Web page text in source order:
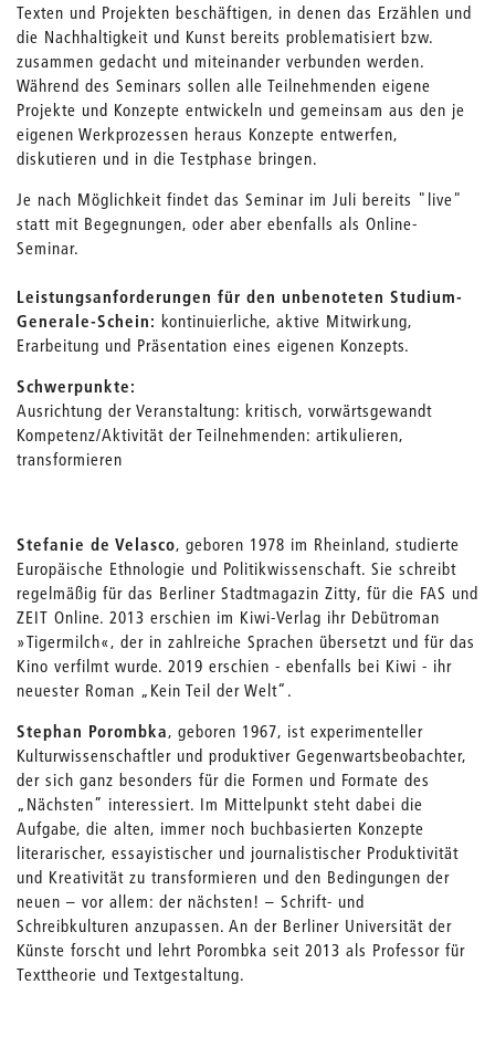
Texten und Projekten beschäftigen, in denen das Erzählen und
die Nachhaltigkeit und Kunst bereits problematisiert bzw.
zusammen gedacht und miteinander verbunden werden.
Während des Seminars sollen alle Teilnehmenden eigene
Projekte und Konzepte entwickeln und gemeinsam aus den je
eigenen Werkprozessen heraus Konzepte entwerfen,
diskutieren und in die Testphase bringen.
Je nach Möglichkeit findet das Seminar im Juli bereits "live"
statt mit Begegnungen, oder aber ebenfalls als Online-
Seminar.
Leistungsanforderungen für den unbenoteten Studium-
Generale-Schein: kontinuierliche, aktive Mitwirkung,
Erarbeitung und Präsentation eines eigenen Konzepts.
Schwerpunkte:
Ausrichtung der Veranstaltung: kritisch, vorwärtsgewandt
Kompetenz/Aktivität der Teilnehmenden: artikulieren,
transformieren
Stefanie de Velasco, geboren 1978 im Rheinland, studierte
Europäische Ethnologie und Politikwissenschaft. Sie schreibt
regelmäßig für das Berliner Stadtmagazin Zitty, für die FAS und
ZEIT Online. 2013 erschien im Kiwi-Verlag ihr Debütroman
»Tigermilch«, der in zahlreiche Sprachen übersetzt und für das
Kino verfilmt wurde. 2019 erschien - ebenfalls bei Kiwi - ihr
neuester Roman „Kein Teil der Welt“.
Stephan Porombka, geboren 1967, ist experimenteller
Kulturwissenschaftler und produktiver Gegenwartsbeobachter,
der sich ganz besonders für die Formen und Formate des
„Nächsten” interessiert. Im Mittelpunkt steht dabei die
Aufgabe, die alten, immer noch buchbasierten Konzepte
literarischer, essayistischer und journalistischer Produktivität
und Kreativität zu transformieren und den Bedingungen der
neuen – vor allem: der nächsten! – Schrift- und
Schreibkulturen anzupassen. An der Berliner Universität der
Künste forscht und lehrt Porombka seit 2013 als Professor für
Texttheorie und Textgestaltung.